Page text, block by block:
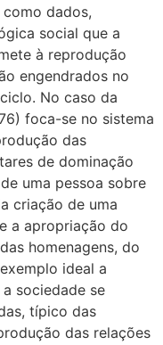
dados,
social que a
à reprodução
engendrados no
No caso da
foca-se no sistema
das
de dominação
uma pessoa sobre
criação de uma
a apropriação do
homenagens, do
ideal a
sociedade se
típico das
das relações